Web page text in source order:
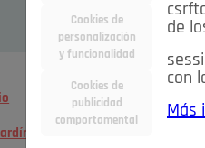
Cookies de
personalización
y funcionalidad
Cookies de
publicidad
comportamental
de
con
Más